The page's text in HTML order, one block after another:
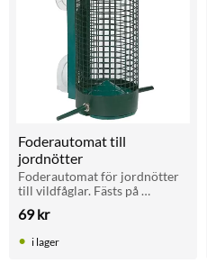
Foderautomat till
jordnötter
Foderautomat för jordnötter
till vildfåglar. Fästs på
fåglarna kommer riktigt nära!
69kr
i lager